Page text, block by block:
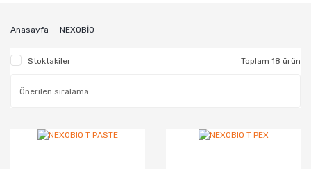
Anasayfa NEXOBİO
Stoktakiler Toplam 18 ürün